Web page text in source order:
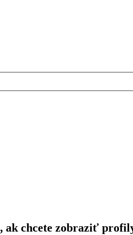
ak chcete zobraziť